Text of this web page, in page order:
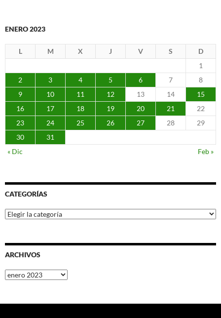
ENERO 2023
L M X J V S
D
1
2
3 4 5 6 7
8
9
10 11 12 13 14
15
16
17 18 19 20 21
22
23
24 25 26 27 28
29
30
31
« Dic
Feb »
CATEGORÍAS
Categorías
ARCHIVOS
Archivos